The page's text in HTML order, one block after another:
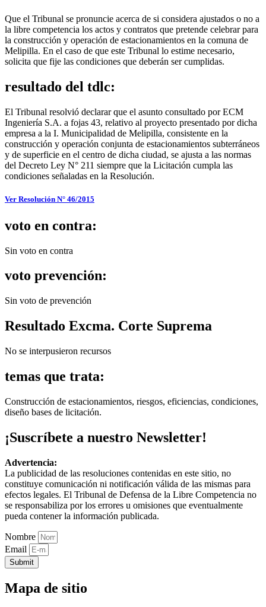
Que el Tribunal se pronuncie acerca de si considera ajustados o no a
la libre competencia los actos y contratos que pretende celebrar para
la construcción y operación de estacionamientos en la comuna de
Melipilla. En el caso de que este Tribunal lo estime necesario,
solicita que fije las condiciones que deberán ser cumplidas.
resultado del tdlc:
El Tribunal resolvió declarar que el asunto consultado por ECM
Ingeniería S.A. a fojas 43, relativo al proyecto presentado por dicha
empresa a la I. Municipalidad de Melipilla, consistente en la
construcción y operación conjunta de estacionamientos subterráneos
y de superficie en el centro de dicha ciudad, se ajusta a las normas
del Decreto Ley N° 211 siempre que la Licitación cumpla las
condiciones señaladas en la Resolución.
Ver Resolución N° 46/2015
voto en contra:
Sin voto en contra
voto prevención:
Sin voto de prevención
Resultado Excma. Corte Suprema
No se interpusieron recursos
temas que trata:
Construcción de estacionamientos, riesgos, eficiencias, condiciones,
diseño bases de licitación.
¡Suscríbete a nuestro Newsletter!
Advertencia:
La publicidad de las resoluciones contenidas en este sitio, no
constituye comunicación ni notificación válida de las mismas para
efectos legales. El Tribunal de Defensa de la Libre Competencia no
se responsabiliza por los errores u omisiones que eventualmente
pueda contener la información publicada.
Nombre
Email
Submit
Mapa de sitio